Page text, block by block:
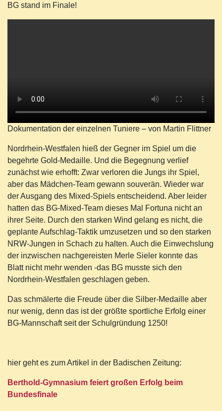
BG stand im Finale!
Dokumentation der einzelnen Tuniere – von Martin Flittner
Nordrhein-Westfalen hieß der Gegner im Spiel um die
begehrte Gold-Medaille. Und die Begegnung verlief
zunächst wie erhofft: Zwar verloren die Jungs ihr Spiel,
aber das Mädchen-Team gewann souverän. Wieder war
der Ausgang des Mixed-Spiels entscheidend. Aber leider
hatten das BG-Mixed-Team dieses Mal Fortuna nicht an
ihrer Seite. Durch den starken Wind gelang es nicht, die
geplante Aufschlag-Taktik umzusetzen und so den starken
NRW-Jungen in Schach zu halten. Auch die Einwechslung
der inzwischen nachgereisten Merle Sieler konnte das
Blatt nicht mehr wenden -das BG musste sich den
Nordrhein-Westfalen geschlagen geben.
Das schmälerte die Freude über die Silber-Medaille aber
nur wenig, denn das ist der größte sportliche Erfolg einer
BG-Mannschaft seit der Schulgründung 1250!
hier geht es zum Artikel in der Badischen Zeitung:
Berthold-Gymnasium feiert großen Erfolg beim
Bundesfinale